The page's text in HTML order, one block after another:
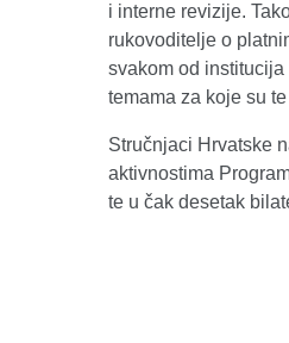
i interne revizije.
rukovoditelje o
svakom od
temama za koje su
Stručnjaci Hrvatske
aktivnostima
te u čak desetak